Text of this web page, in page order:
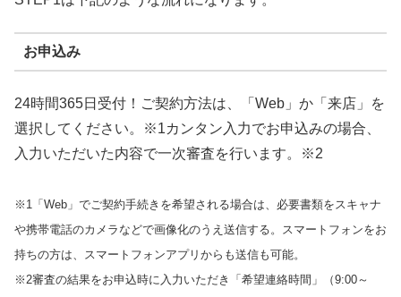
お申込み
24時間365日受付！ご契約方法は、「Web」か「来店」を
選択してください。※1カンタン入力でお申込みの場合、
入力いただいた内容で一次審査を行います。※2
※1「Web」でご契約手続きを希望される場合は、必要書類をスキャナ
や携帯電話のカメラなどで画像化のうえ送信する。スマートフォンをお
持ちの方は、スマートフォンアプリからも送信も可能。
※2審査の結果をお申込時に入力いただき「希望連絡時間」（9:00～